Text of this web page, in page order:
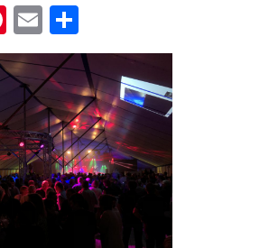
Pi
nt
er
e
st
E
m
ai
l
el
e
n